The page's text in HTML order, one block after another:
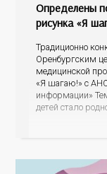
Определены
рисунка «Я
Традиционно
Оренбургским
медицинской
«Я шагаю!» с
информации»
детей стало